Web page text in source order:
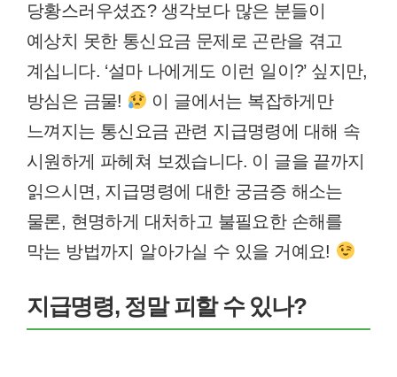
당황스러우셨죠? 생각보다 많은 분들이
예상치 못한 통신요금 문제로 곤란을 겪고
계십니다. ‘설마 나에게도 이런 일이?’ 싶지만,
방심은 금물!
이 글에서는 복잡하게만
느껴지는 통신요금 관련 지급명령에 대해 속
시원하게 파헤쳐 보겠습니다. 이 글을 끝까지
읽으시면, 지급명령에 대한 궁금증 해소는
물론, 현명하게 대처하고 불필요한 손해를
막는 방법까지 알아가실 수 있을 거예요!
지급명령, 정말 피할 수 있나?